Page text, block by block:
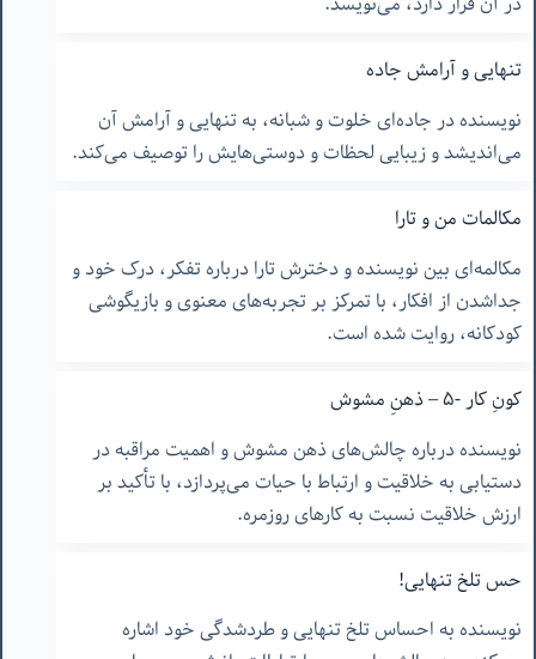
تنهایی و آرامش جاده
نویسنده در جاده‌ای خلوت و شبانه، به تنهایی و آرامش آن
می‌اندیشد و زیبایی لحظات و دوستی‌هایش را توصیف می‌کند.
مکالمات من و تارا
مکالمه‌ای بین نویسنده و دخترش تارا درباره تفکر، درک خود و
جداشدن از افکار، با تمرکز بر تجربه‌های معنوی و بازیگوشی
کودکانه، روایت شده است.
کونِ کار -۵ – ذهنِ مشوش
نویسنده درباره چالش‌های ذهن مشوش و اهمیت مراقبه در
دستیابی به خلاقیت و ارتباط با حیات می‌پردازد، با تأکید بر
ارزش خلاقیت نسبت به کارهای روزمره.
حس تلخ تنهایی!
نویسنده به احساس تلخ تنهایی و طردشدگی خود اشاره